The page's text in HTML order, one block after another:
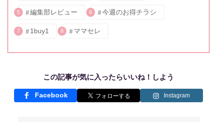
5 編集部レビュー 6 今週のお得チラシ
7 1buy1 8 ママセレ
この記事が気に入ったらいいね！しよう
Facebook Instagram